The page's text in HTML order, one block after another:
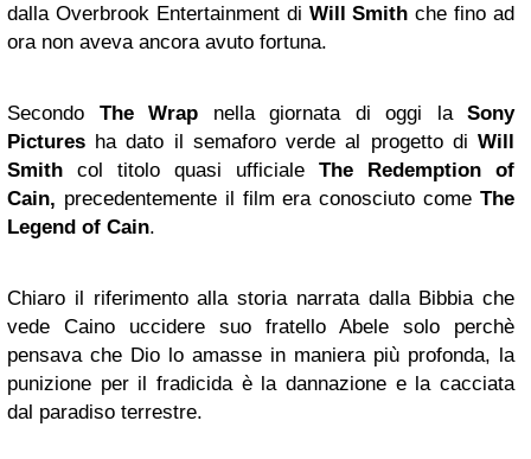
dalla Overbrook Entertainment di Will Smith che fino ad
ora non aveva ancora avuto fortuna.
Secondo The Wrap nella giornata di oggi la Sony
Pictures ha dato il semaforo verde al progetto di Will
Smith col titolo quasi ufficiale The Redemption of
Cain, precedentemente il film era conosciuto comeThe
Legend of Cain.
Chiaro il riferimento alla storia narrata dalla Bibbia che
vede Caino uccidere suo fratello Abele solo perchè
pensava che Dio lo amasse in maniera più profonda, la
punizione per il fradicida è la dannazione e la cacciata
dal paradiso terrestre.